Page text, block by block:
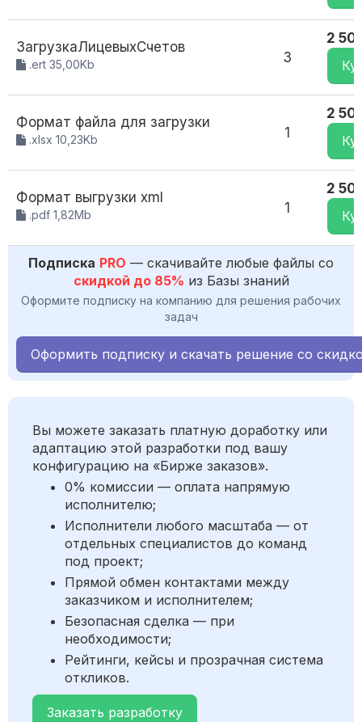
ЗагрузкаЛицевыхСчетов
.ert 35,00Kb 3
2
Формат файла для загрузки
.xlsx 10,23Kb 1
2
Формат выгрузки xml
.pdf 1,82Mb 1
2
Подписка PRO — скачивайте любые файлы со
скидкой до 85% из Базы знаний
Оформите подписку на компанию для решения рабочих
задач
Оформить подписку и скачать решение со
Вы можете заказать платную доработку или
адаптацию этой разработки под вашу
конфигурацию на «Бирже заказов».
0% комиссии — оплата напрямую
исполнителю;
Исполнители любого масштаба — от
отдельных специалистов до команд
под проект;
Прямой обмен контактами между
заказчиком и исполнителем;
Безопасная сделка — при
необходимости;
Рейтинги, кейсы и прозрачная система
откликов.
Заказать разработку